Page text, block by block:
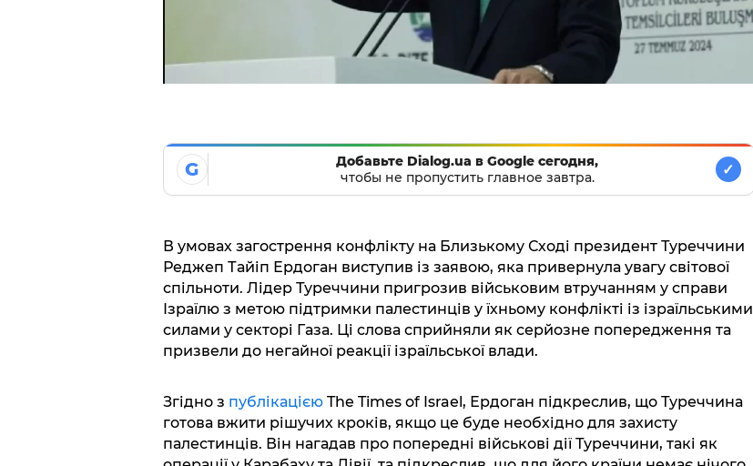
G
Добавьте Dialog.ua в Google сегодня,
чтобы не пропустить главное завтра.
✓
В умовах загострення конфлікту на Близькому Сході президент Туреччини
Реджеп Тайіп Ердоган виступив із заявою, яка привернула увагу світової
спільноти. Лідер Туреччини пригрозив військовим втручанням у справи
Ізраїлю з метою підтримки палестинців у їхньому конфлікті із ізраїльськими
силами у секторі Газа. Ці слова сприйняли як серйозне попередження та
призвели до негайної реакції ізраїльської влади.
Згідно з публікацієюThe Times of Israel, Ердоган підкреслив, що Туреччина
готова вжити рішучих кроків, якщо це буде необхідно для захисту
палестинців. Він нагадав про попередні військові дії Туреччини, такі як